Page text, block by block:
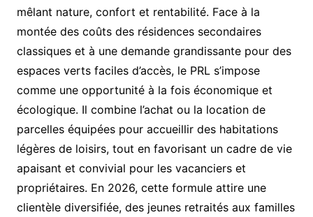
mêlant nature, confort et rentabilité. Face à la
montée des coûts des résidences secondaires
classiques et à une demande grandissante pour des
espaces verts faciles d’accès, le PRL s’impose
comme une opportunité à la fois économique et
écologique. Il combine l’achat ou la location de
parcelles équipées pour accueillir des habitations
légères de loisirs, tout en favorisant un cadre de vie
apaisant et convivial pour les vacanciers et
propriétaires. En 2026, cette formule attire une
clientèle diversifiée, des jeunes retraités aux familles